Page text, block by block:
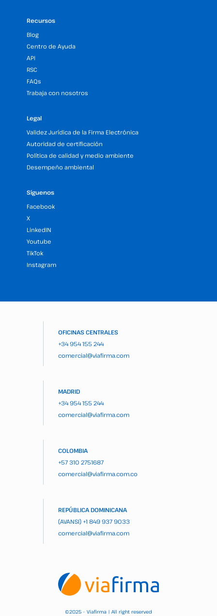
Recursos
Blog
Centro de Ayuda
API
RSC
FAQs
Trabaja con nosotros
Legal
Validez Jurídica de la Firma Electrónica
Autoridad de certificación
Política de calidad y medio ambiente
Desempeño ambiental
Síguenos
Facebook
X
LinkedIN
Youtube
TikTok
Instagram
OFICINAS CENTRALES
+34 954 155 244
comercial@viafirma.com
MADRID
+34 954 155 244
comercial@viafirma.com
COLOMBIA
+57 310 2751687
comercial@viafirma.com.co
REPÚBLICA DOMINICANA
(AVANSI) +1 849 937 9033
comercial@viafirma.com
©2025 – Viafirma | All right reserved